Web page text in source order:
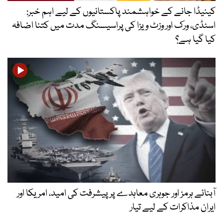
کے خواہشمند پاکستانیوں کے لیے اہم خبر:
اور وزٹ ویزا کی پراسیسنگ مدت میں کتنا اضافہ
اور جوہری معاہدے پر پیشرفت کی امید، امریکا اور
کے لیے تیار